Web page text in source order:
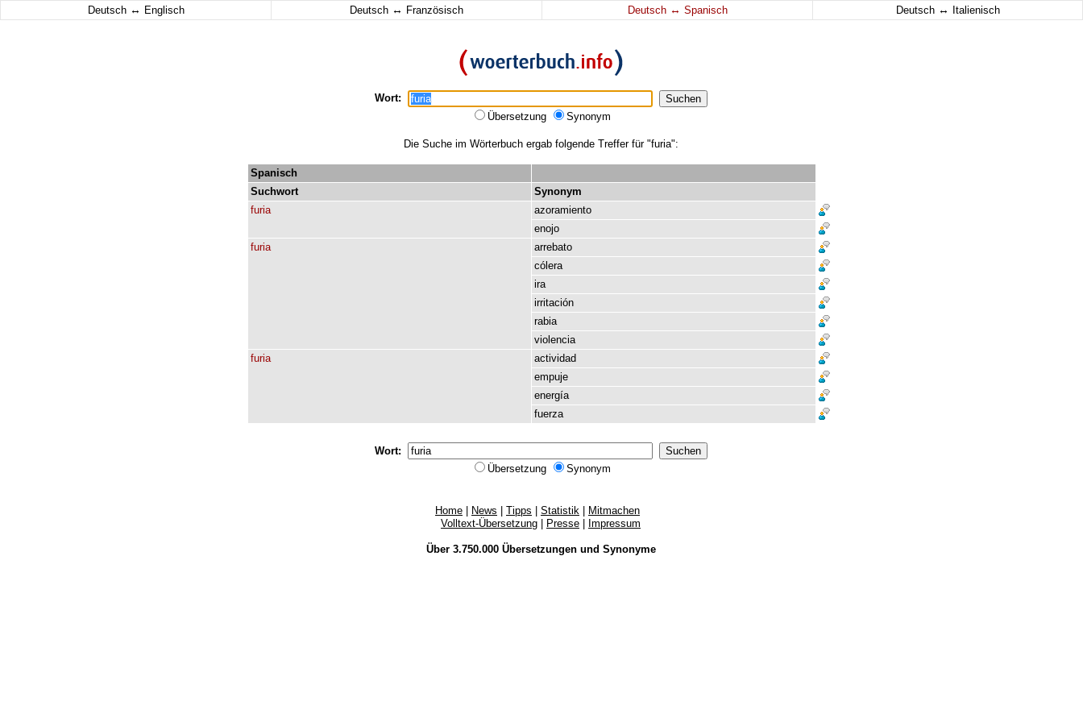
Deutsch ↔ Englisch Deutsch ↔ Französisch Deutsch ↔ Spanisch Deutsch ↔ Italienisch
Wort:
Übersetzung
Synonym
Die Suche im Wörterbuch ergab folgende Treffer für "furia":
Spanisch
Suchwort
Synonym
furia
azoramiento
enojo
furia
arrebato
cólera
ira
irritación
rabia
violencia
furia
actividad
empuje
energía
fuerza
Wort:
Übersetzung
Synonym
Home News Tipps Statistik
Mitmachen
Volltext-Übersetzung
Presse Impressum
Über 3.750.000 Übersetzungenund Synonyme